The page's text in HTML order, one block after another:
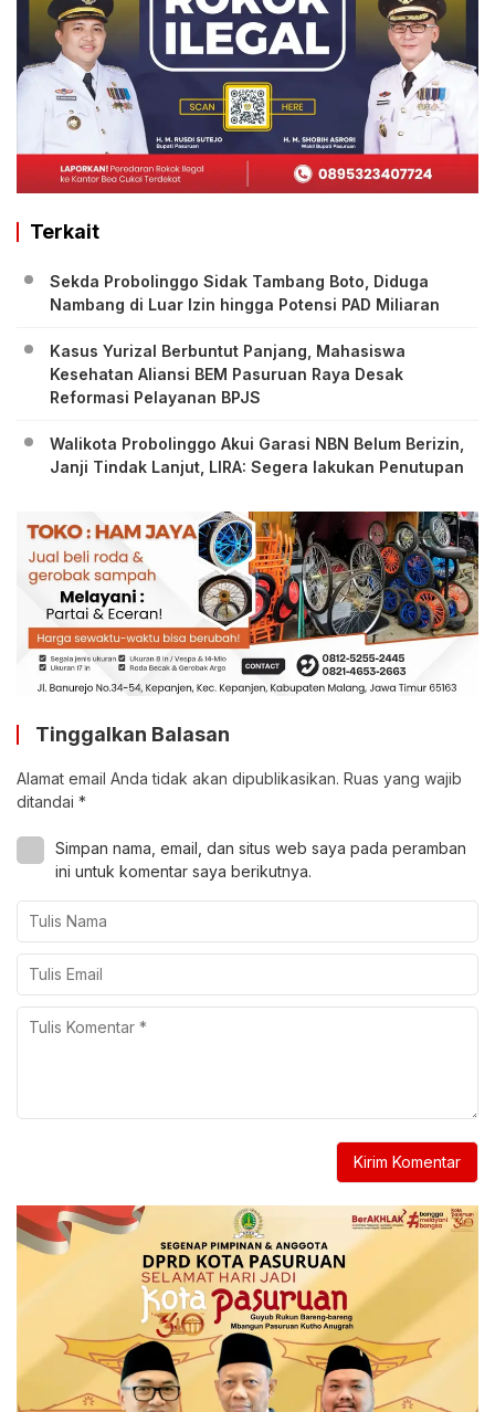
Terkait
Sekda Probolinggo Sidak Tambang Boto, Diduga
Nambang di Luar Izin hingga Potensi PAD Miliaran
Kasus Yurizal Berbuntut Panjang, Mahasiswa
Kesehatan Aliansi BEM Pasuruan Raya Desak
Reformasi Pelayanan BPJS
Walikota Probolinggo Akui Garasi NBN Belum Berizin,
Janji Tindak Lanjut, LIRA: Segera lakukan Penutupan
Tinggalkan Balasan
Alamat email Anda tidak akan dipublikasikan. Ruas yang wajib
ditandai *
Simpan nama, email, dan situs web saya pada peramban
ini untuk komentar saya berikutnya.